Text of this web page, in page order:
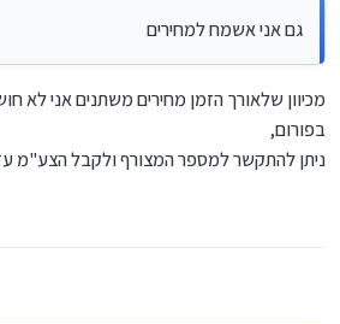
גם אני אשמח למחירים
מכיוון שלאורך הזמן מחירים משתנים אני לא
בפורום,
ניתן להתקשר למספר המצורף ולקבל הצע"מ